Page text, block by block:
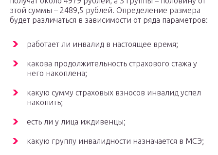
этой суммы – 2489,5 рублей. Определение размера
будет различаться в зависимости от ряда параметров:
работает ли инвалид в настоящее время;
какова продолжительность страхового стажа у
него накоплена;
какую сумму страховых взносов инвалид успел
накопить;
есть ли у лица иждивенцы;
какую группу инвалидности назначается в МСЭ;